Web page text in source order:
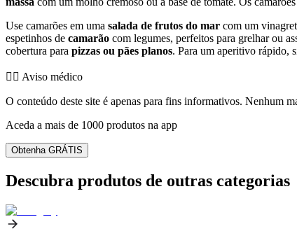
Use camarões em uma salada de frutos do mar com um
espetinhos de camarão com legumes, perfeitos para grelhar ou
cobertura para pizzas ou pães planos. Para um aperitivo rápido,
👨‍⚕️️ Aviso médico
O conteúdo deste site é apenas para fins informativos. Nenhum
Aceda a mais de 1000 produtos na app
Obtenha GRÁTIS
Descubra produtos de outras categorias